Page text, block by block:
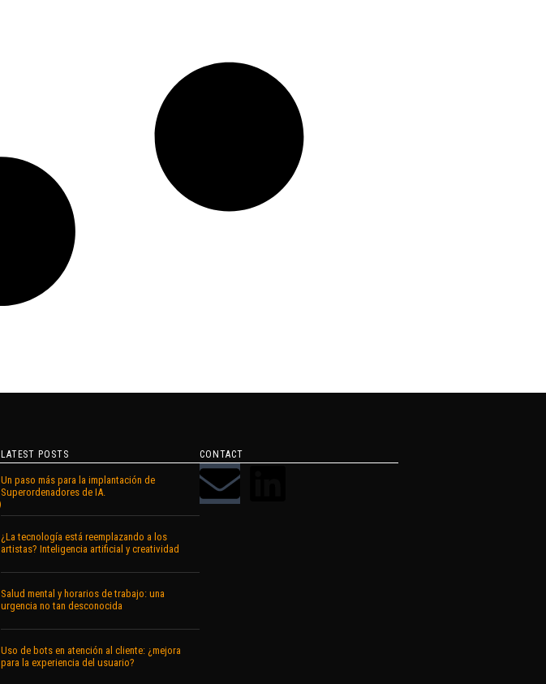
LATEST POSTS
Un paso más para la implantación de
Superordenadores de IA.
¿La tecnología está reemplazando a los
artistas? Inteligencia artificial y creatividad
Salud mental y horarios de trabajo: una
urgencia no tan desconocida
Uso de bots en atención al cliente: ¿mejora
para la experiencia del usuario?
CONTACT